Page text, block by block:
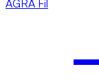
AGRA Fil